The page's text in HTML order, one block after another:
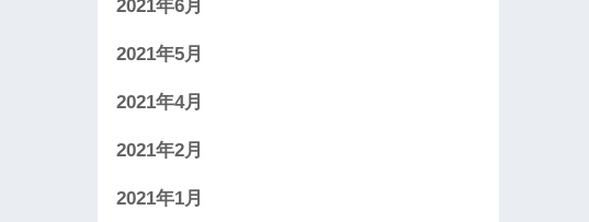
2021年6月
2021年5月
2021年4月
2021年2月
2021年1月